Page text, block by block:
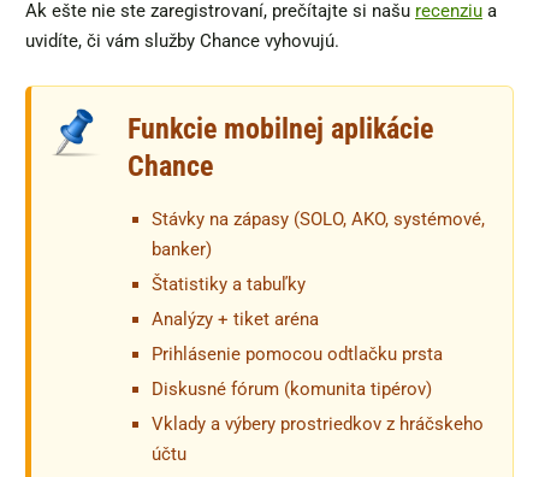
Ak ešte nie ste zaregistrovaní, prečítajte si našu recenziu a
uvidíte, či vám služby Chance vyhovujú.
Funkcie mobilnej aplikácie
Chance
Stávky na zápasy (SOLO, AKO, systémové,
banker)
Štatistiky a tabuľky
Analýzy + tiket aréna
Prihlásenie pomocou odtlačku prsta
Diskusné fórum (komunita tipérov)
Vklady a výbery prostriedkov z hráčskeho
účtu